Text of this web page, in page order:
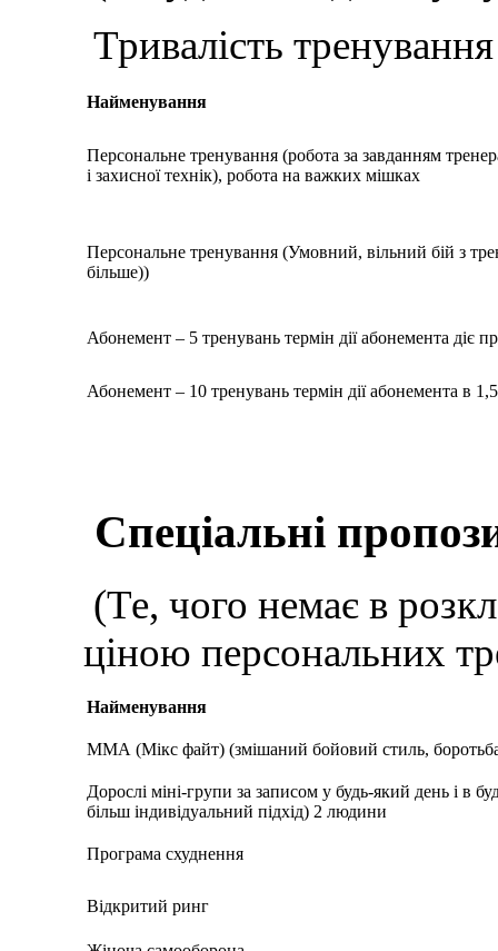
Тривалість
Найменування
Персональне тренування (робота за завданням
і захисної технік), робота на важких мішках
Персональне тренування (Умовний, вільний бій з
більше))
Абонемент – 5 тренувань термін дії абонемента діє
Абонемент – 10 тренувань термін дії абонемента в 1,5
Спеціальні
(Те, чого немає в
ціною персональних
Найменування
ММА (Мікс файт) (змішаний бойовий стиль,
Дорослі міні-групи за записом у будь-який день і в
більш індивідуальний підхід) 2 людини
Програма схуднення
Відкритий ринг